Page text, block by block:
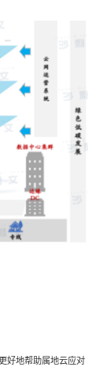
好地帮助属地云应对